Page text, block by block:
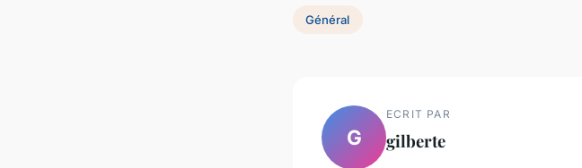
Général
G
ECRIT PAR
gilberte